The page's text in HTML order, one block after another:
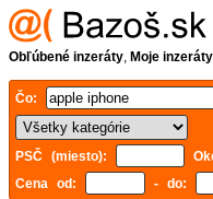
Obľúbené inzeráty, Moje inzeráty
Čo:
PSČ (miesto):
Cena od:
- do: